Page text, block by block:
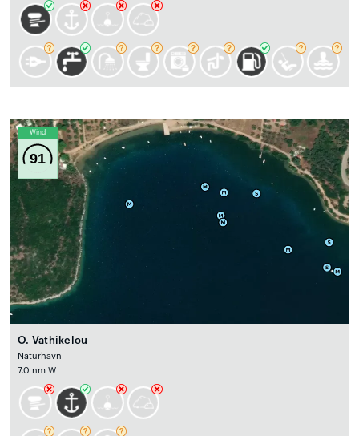
Wind
91
O. Vathikelou
Naturhavn
7.0 nm W